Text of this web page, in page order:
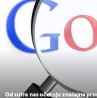
Od sutra nas očekuju značajne